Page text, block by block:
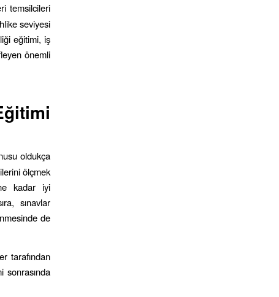
temsilcileri
seviyesi
eğitimi, iş
önemli
oldukça
ölçmek
kadar iyi
sınavlar
de
tarafından
sonrasında